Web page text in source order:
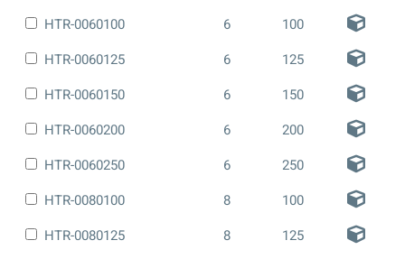
HTR-0060100
6
100
HTR-0060125
6
125
HTR-0060150
6
150
HTR-0060200
6
200
HTR-0060250
6
250
HTR-0080100
8
100
HTR-0080125
8
125